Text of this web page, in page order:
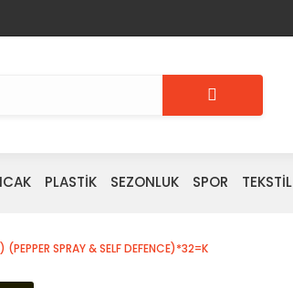
PLASTİK SEZONLUK SPOR TEKSTİL
SPRAY & SELF DEFENCE)*32=K